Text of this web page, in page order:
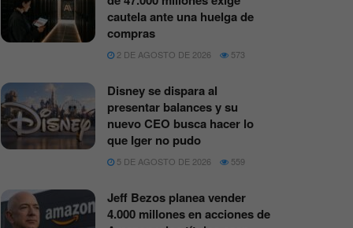
cautela ante una huelga de
compras
2 DE AGOSTO DE 2026 573
Disney se dispara al
presentar balances y su
nuevo CEO busca hacer lo
que Iger no pudo
5 DE AGOSTO DE 2026 559
Jeff Bezos planea vender
4.000 millones en acciones de